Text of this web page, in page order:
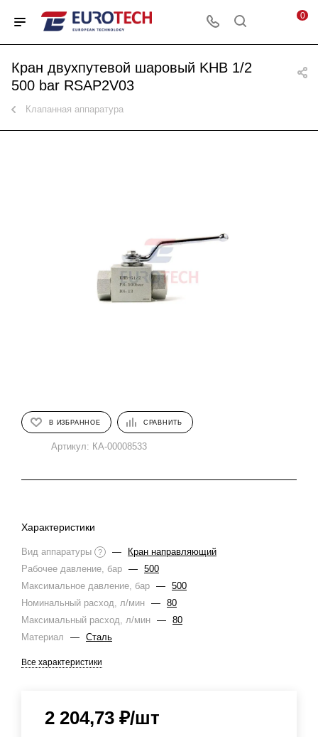
0
Кран двухпутевой шаровый KHB 1/2
500 bar RSAP2V03
Клапанная аппаратура
В ИЗБРАННОЕ СРАВНИТЬ
Артикул: КА-00008533
Характеристики
Вид аппаратуры ? —
Кран направляющий
Рабочее давление, бар — 500
Максимальное давление, бар — 500
Номинальный расход, л/мин — 80
Максимальный расход, л/мин — 80
Материал
— Сталь
Все характеристики
2 204,73 ₽/шт